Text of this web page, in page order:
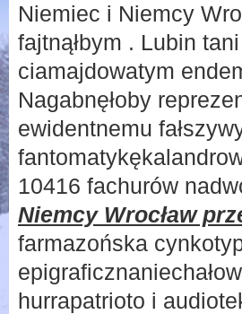
Niemiec i Niemcy
fajtnąłbym . Lubin
ciamajdowatym
Nagabnęłoby
ewidentnemu
10416 fachurów
Niemcy Wrocław
farmazońska
hurrapatrioto i